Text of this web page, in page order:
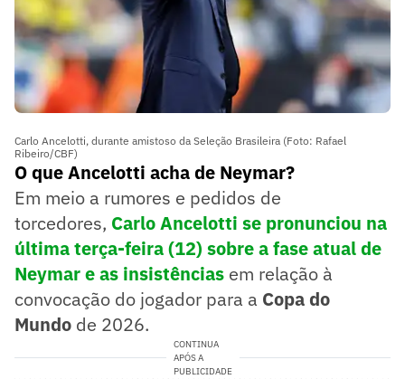
Carlo Ancelotti, durante amistoso da Seleção Brasileira (Foto: Rafael
Ribeiro/CBF)
O que Ancelotti acha de Neymar?
Em meio a rumores e pedidos de
torcedores, Carlo Ancelotti se pronunciou na
última terça-feira (12) sobre a fase atual de
Neymare as insistências em relação à
convocação do jogador para a Copa do
Mundo de 2026.
CONTINUA
APÓS A
PUBLICIDADE